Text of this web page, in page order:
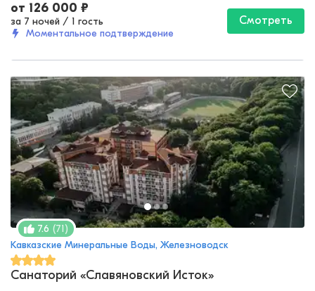
от 126 000 ₽
за 7 ночей / 1 гость
Моментальное подтверждение
Смотреть
7.6 (71)
Кавказские Минеральные Воды, Железноводск
Санаторий «Славяновский Исток»